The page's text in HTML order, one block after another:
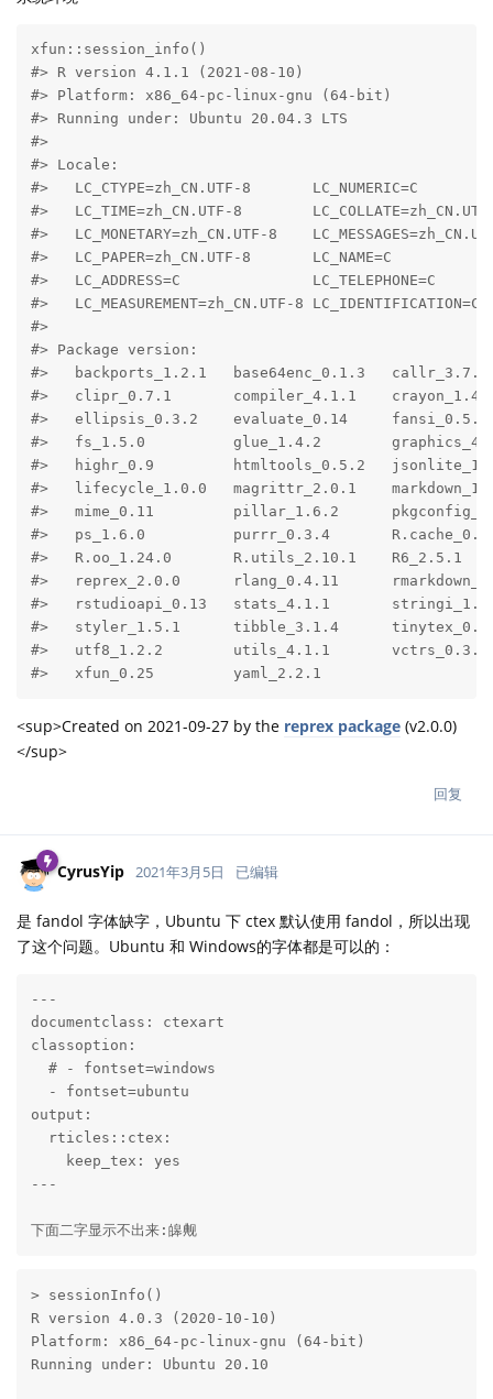
xfun::session_info()
#> R version 4.1.1 (2021-08-10)
#> Platform: x86_64-pc-linux-gnu (64-bit)
#> Running under: Ubuntu 20.04.3 LTS
#>
#> Locale:
#>   LC_CTYPE=zh_CN.UTF-8
#>   LC_TIME=zh_CN.UTF-8
#>   LC_MONETARY=zh_CN.UTF-8
#>   LC_PAPER=zh_CN.UTF-8
#>   LC_ADDRESS=C
#>   LC_MEASUREMENT=zh_CN.UTF-8
#>
#> Package version:
#>   backports_1.2.1   base64enc_0.1.3
#>   clipr_0.7.1       compiler_4.1.1
#>   ellipsis_0.3.2    evaluate_0.14
#>   fs_1.5.0          glue_1.4.2
#>   highr_0.9         htmltools_0.5.2
#>   lifecycle_1.0.0   magrittr_2.0.1
#>   mime_0.11         pillar_1.6.2
#>   ps_1.6.0          purrr_0.3.4
#>   R.oo_1.24.0       R.utils_2.10.1    R6_2.5.1
#>   reprex_2.0.0      rlang_0.4.11
#>   rstudioapi_0.13   stats_4.1.1
#>   styler_1.5.1      tibble_3.1.4
#>   utf8_1.2.2        utils_4.1.1
#>   xfun_0.25         yaml_2.2.1
<sup>Created on 2021-09-27 by the reprex package (v2.0.0)
</sup>
回复
CyrusYip 2021年3月5日 已编辑
是 fandol 字体缺字，Ubuntu 下 ctex 默认使用 fandol，所以出现
了这个问题。Ubuntu 和 Windows的字体都是可以的：
---
documentclass: ctexart
classoption:
  # - fontset=windows
  - fontset=ubuntu
output:
  rticles::ctex:
    keep_tex: yes
---
下面二字显示不出来:皞觍
> sessionInfo()
R version 4.0.3 (2020-10-10)
Platform: x86_64-pc-linux-gnu (64-bit)
Running under: Ubuntu 20.10